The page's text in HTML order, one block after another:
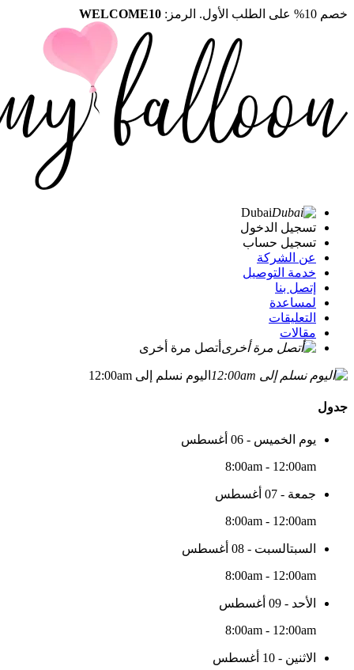
خصم 10% على الطلب الأول. الرمز: WELCOME10
Dubai
تسجيل الدخول
تسجيل حساب
عن الشركة
خدمة التوصيل
إتصل بنا
لمساعدة
التعليقات
مقالات
أتصل مرة أخرى
اليوم نسلم إلى 12:00am
جدول
يوم الخميس - 06 أغسطس
8:00am - 12:00am
جمعة - 07 أغسطس
8:00am - 12:00am
السبتالسبت - 08 أغسطس
8:00am - 12:00am
الأحد - 09 أغسطس
8:00am - 12:00am
الاثنين - 10 أغسطس